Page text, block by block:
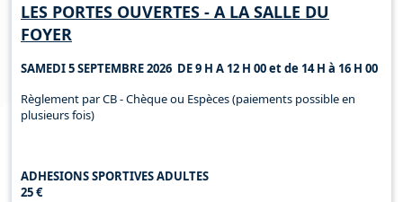
LES PORTES OUVERTES - A LA SALLE DU
FOYER
SAMEDI 5 SEPTEMBRE 2026 DE 9 H A 12 H 00 et de 14 H à 16 H 00
Règlement par CB - Chèque ou Espèces (paiements possible en
plusieurs fois)
ADHESIONS SPORTIVES ADULTES
25 €